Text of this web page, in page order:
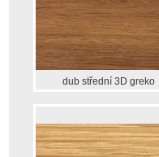
dub střední 3D greko